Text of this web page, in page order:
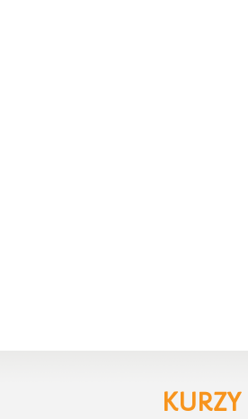
KURZY